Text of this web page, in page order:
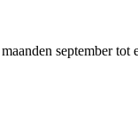
september tot